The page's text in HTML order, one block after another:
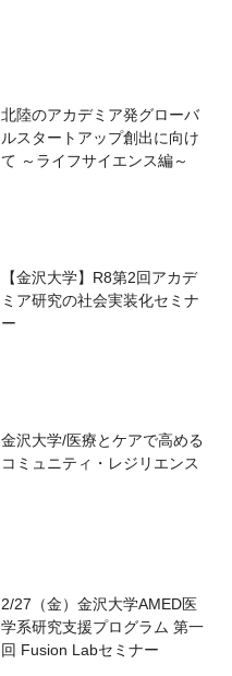
北陸のアカデミア発グローバ
ルスタートアップ創出に向け
て ～ライフサイエンス編～
【金沢大学】R8第2回アカデ
ミア研究の社会実装化セミナ
ー
金沢大学/医療とケアで高める
コミュニティ・レジリエンス
2/27（金）金沢大学AMED医
学系研究支援プログラム 第一
回 Fusion Labセミナー